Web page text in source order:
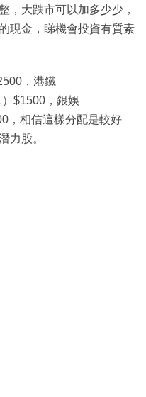
，大跌市可以加多少少，
現金，睇機會投資有質素
，港鐵
）$1500，銀娛
，相信這樣分配是較好
力股。